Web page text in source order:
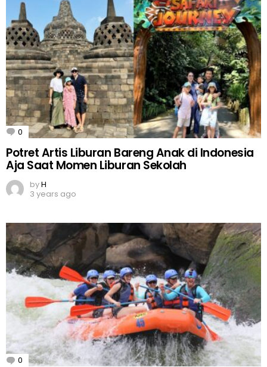
0 Comments
Potret Artis Liburan Bareng Anak di Indonesia
Aja Saat Momen Liburan Sekolah
byH
3 years ago
0 Comments